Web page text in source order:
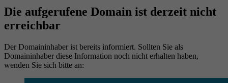
Die aufgerufene Domain ist derzeit nicht
erreichbar
Der Domaininhaber ist bereits informiert. Sollten Sie als
Domaininhaber diese Information noch nicht erhalten haben,
wenden Sie sich bitte an: